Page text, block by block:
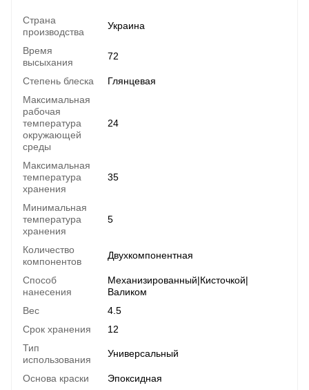
Страна
производства
Украина
Время
высыхания
72
Степень блеска
Глянцевая
Максимальная
рабочая
температура
окружающей
среды
24
Максимальная
температура
хранения
35
Минимальная
температура
хранения
5
Количество
компонентов
Двухкомпонентная
Способ
нанесения
Механизированный|Кисточкой|
Валиком
Вес
4.5
Срок хранения
12
Тип
использования
Универсальный
Основа краски
Эпоксидная